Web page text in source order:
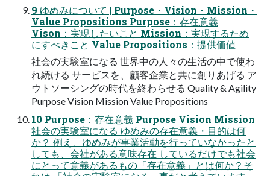
9 ゆめみについて | Purpose・Vision・Mission・
Value Propositions Purpose：存在意義
Vison：実現したいこと Mission：実現するため
にすべきこと Value Propositions：提供価値
社会の実験室になる 世界中の人々の生活の中で使わ
れ続ける サービスを、顧客企業と共に創りあげる ア
ウトソーシングの時代を終わらせる Quality & Agility
Purpose Vision Mission Value Propositions
10 Purpose：存在意義 Purpose Vision Mission
社会の実験室になる ゆめみの存在意義・目的は何
か？ 例え、ゆめみが事業活動を行っていなかったと
しても、会社がある意味存在 しているだけでも社会
にとって意義があるもの「存在意義」とは何か？そ